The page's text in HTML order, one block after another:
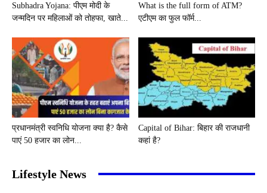
Subhadra Yojana: पीएम मोदी के
जन्मदिन पर महिलाओं को तोहफा, खाते...
What is the full form of ATM?
एटीएम का फुल फॉर्म...
प्रधानमंत्री स्वनिधि योजना क्या है? कैसे
पाएं 50 हजार का लोन...
Capital of Bihar: बिहार की राजधानी
कहां है?
Lifestyle News